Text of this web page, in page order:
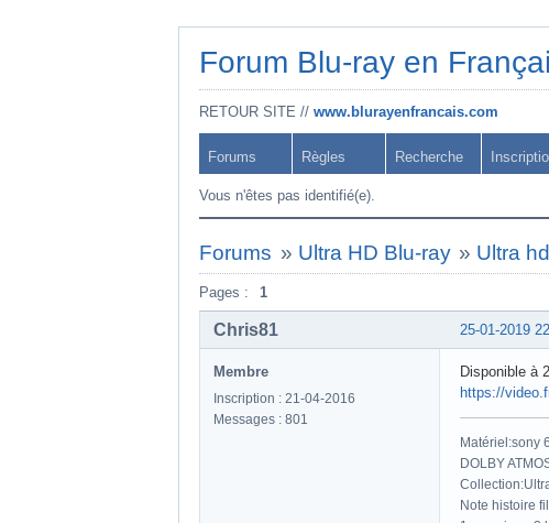
Forum Blu-ray en
RETOUR SITE // www.blurayenfrancais.com
Forums Règles Recherche
Vous n'êtes pas identifié(e).
Forums » Ultra HD Blu-ray » Ultra
Pages : 1
25-01-2019
Chris81
Membre
Inscription : 21-04-2016
Messages : 801
Disponible à
https://
Matériel:sony
DOLBY
Note histoire